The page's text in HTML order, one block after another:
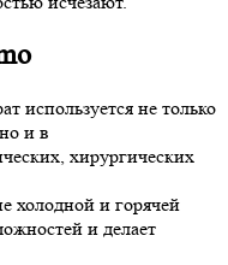
используется не только
и в
хирургических
холодной и горячей
и делает